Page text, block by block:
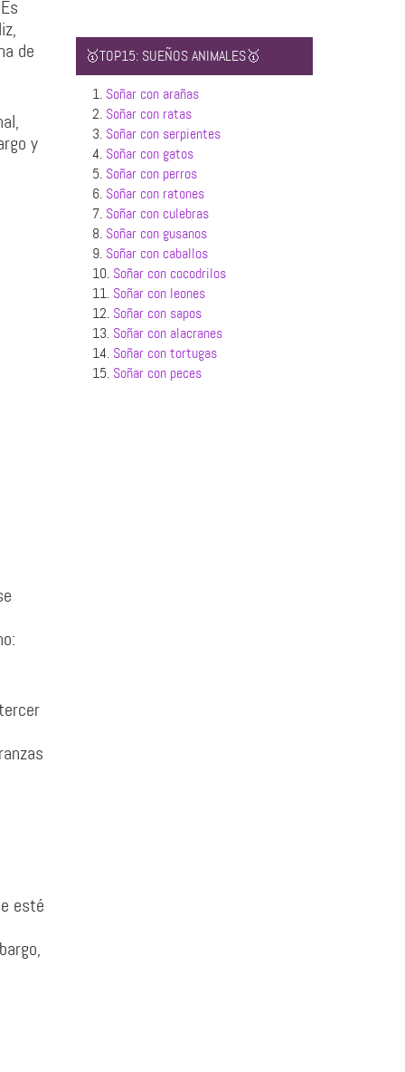
de
y
esté
🥇TOP15: SUEÑOS ANIMALES🥇
1. Soñar con arañas
2. Soñar con ratas
3. Soñar con serpientes
4. Soñar con gatos
5. Soñar con perros
6. Soñar con ratones
7. Soñar con culebras
8. Soñar con gusanos
9. Soñar con caballos
10. Soñar con cocodrilos
11. Soñar con leones
12. Soñar con sapos
13. Soñar con alacranes
14. Soñar con tortugas
15. Soñar con peces